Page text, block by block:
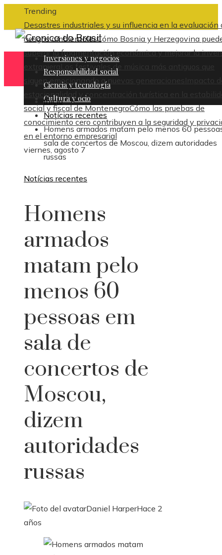
Trending
Desastres industriales y su influencia en la evaluación
riesgos ambientalesCómo Bosnia y Herzegovina
superar la fragmentación económica y mejorar la
extranjera
Los festivales de música más antiguos que
siguen emocionando a nuevas generaciones
Impacto
estacionalidad y concentración turística en la
social y fiscal de MontenegroCómo las pruebas de
conocimiento cero contribuyen a la seguridad y
en el entorno empresarial
viernes, agosto 7
Inversiones y negocios
Responsabilidad social
Ciencia y tecnología
Cultura y ocio
Inicio
Notícias recentes
Homens armados matam pelo menos 60
sala de concertos de Moscou, dizem autoridades
russas
Notícias recentes
Homens
armados
matam pelo
menos 60
pessoas em
sala de
concertos de
Moscou,
dizem
autoridades
russas
Daniel HarperHace 2
años